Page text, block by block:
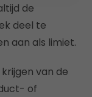
de
deel te
aan als limiet.
van de
of